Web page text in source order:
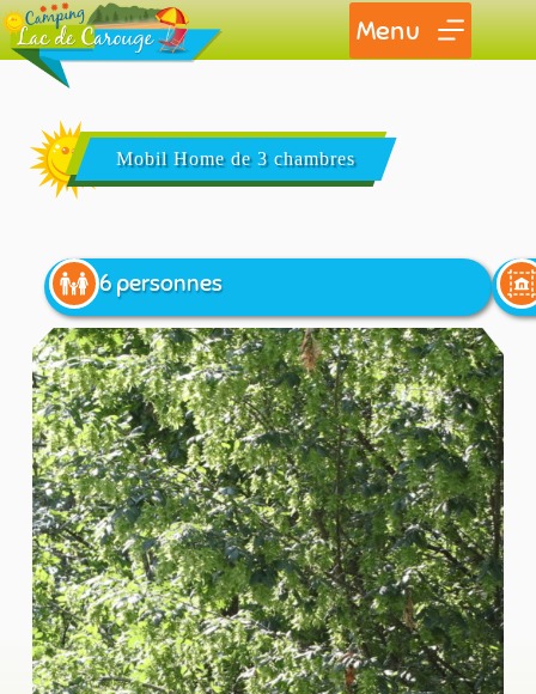
Menu
Mobil Home de 3 chambres
6 personnes